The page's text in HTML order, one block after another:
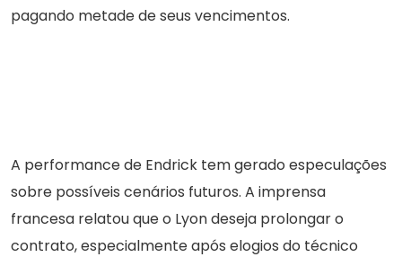
pagando metade de seus vencimentos.
A performance de Endrick tem gerado especulações
sobre possíveis cenários futuros. A imprensa
francesa relatou que o Lyon deseja prolongar o
contrato, especialmente após elogios do técnico